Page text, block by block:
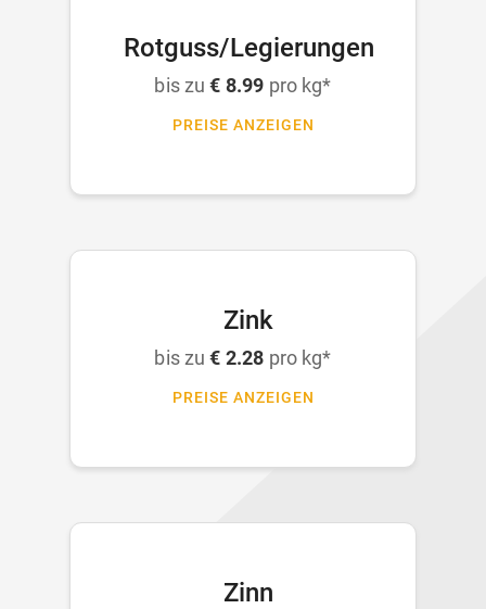
Rotguss/Legierungen
bis zu€ 8.99 pro kg*
PREISE ANZEIGEN
Zink
bis zu€ 2.28 pro kg*
PREISE ANZEIGEN
Zinn